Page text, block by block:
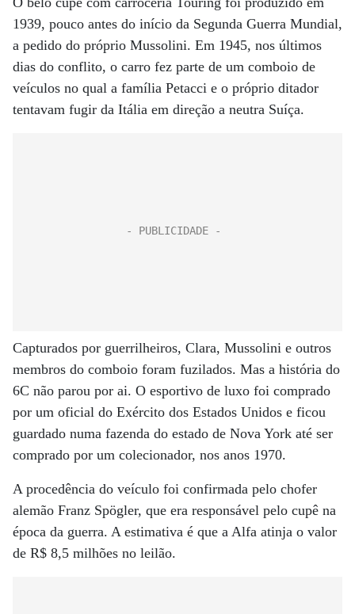
1939, pouco antes do início da Segunda Guerra Mundial,
a pedido do próprio Mussolini. Em 1945, nos últimos
dias do conflito, o carro fez parte de um comboio de
veículos no qual a família Petacci e o próprio ditador
tentavam fugir da Itália em direção a neutra Suíça.
Capturados por guerrilheiros, Clara, Mussolini e outros
membros do comboio foram fuzilados. Mas a história do
6C não parou por ai. O esportivo de luxo foi comprado
por um oficial do Exército dos Estados Unidos e ficou
guardado numa fazenda do estado de Nova York até ser
comprado por um colecionador, nos anos 1970.
A procedência do veículo foi confirmada pelo chofer
alemão Franz Spögler, que era responsável pelo cupê na
época da guerra. A estimativa é que a Alfa atinja o valor
de R$ 8,5 milhões no leilão.